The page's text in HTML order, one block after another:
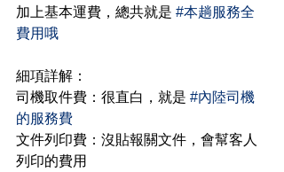
加上基本運費，總共就是 #本趟服務全
費用哦
細項詳解：
司機取件費：很直白，就是 #內陸司機
的服務費
文件列印費：沒貼報關文件，會幫客人
列印的費用